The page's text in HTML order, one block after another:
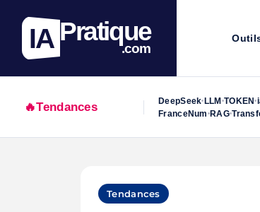
IA Pratique
.com
🔥Tendances DeepSeek• LLM •TOKEN•
FranceNum • RAG•
Tendances